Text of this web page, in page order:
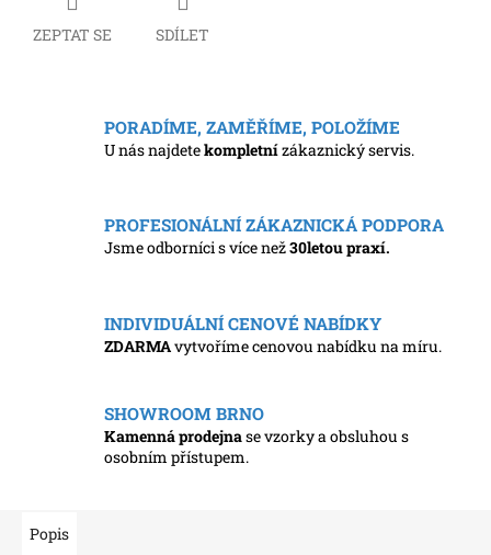
ZEPTAT SE SDÍLET
PORADÍME, ZAMĚŘÍME, POLOŽÍME
U nás najdetekompletnízákaznický servis.
PROFESIONÁLNÍ ZÁKAZNICKÁ PODPORA
Jsme odborníci s více než30letou praxí.
INDIVIDUÁLNÍ CENOVÉ NABÍDKY
ZDARMAvytvoříme cenovou nabídku na míru.
SHOWROOM BRNO
Kamenná prodejnase vzorky a obsluhou s
osobním přístupem.
Popis